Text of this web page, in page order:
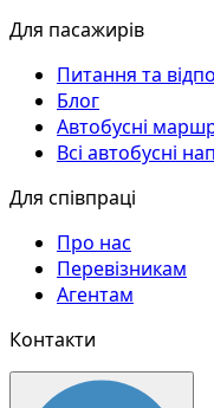
Для пасажирів
Питання та
Блог
Автобусні
Всі автобусні
Для співпраці
Про нас
Перевізникам
Агентам
Контакти